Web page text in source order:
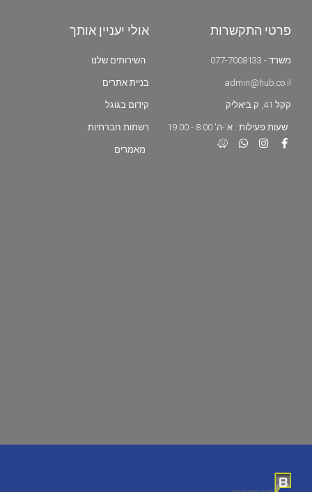
פרטי התקשרות
משרד - 077-7008133
admin@hub.co.il
קקל 41, ק.ביאליק
שעות פעילות : א'-ה' 8:00 - 19:00
אולי יעניין אותך
השירותים שלנו
בניית אתרים
קידום בגוגל
רשתות חברתיות
מאמרים